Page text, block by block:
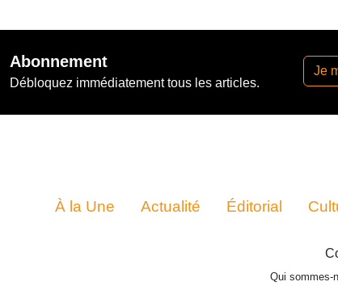
Abonnement
Débloquez immédiatement tous les articles.
Je
À la Une Actualité Éditorial
Qui sommes-